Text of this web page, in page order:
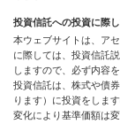
投資信託への投資に際
本ウェブサイトは、ア
に際しては、投資信託
しますので、必ず内容
投資信託は、株式や債
ります）に投資をしま
変化により基準価額は